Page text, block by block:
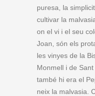
puresa, la
cultivar la
on el vi i el seu
Joan, són els
les vinyes de la
Monmell i de Sant
també hi era el
neix la malvasia.